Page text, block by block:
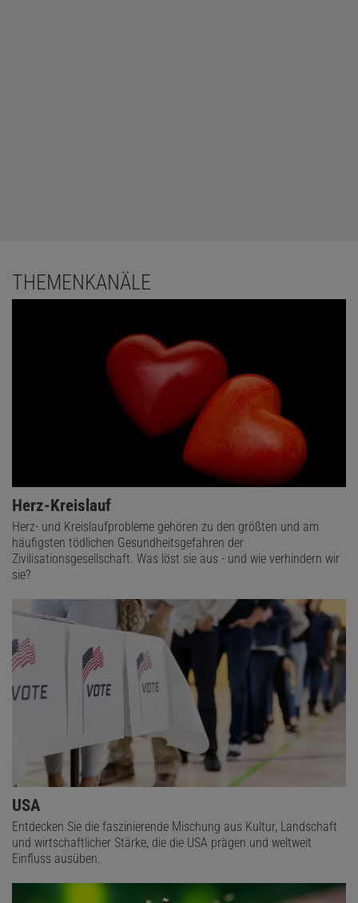
THEMENKANÄLE
Herz-Kreislauf
Herz- und Kreislaufprobleme gehören zu den größten und am
häufigsten tödlichen Gesundheitsgefahren der
Zivilisationsgesellschaft. Was löst sie aus - und wie verhindern wir
sie?
USA
Entdecken Sie die faszinierende Mischung aus Kultur, Landschaft
und wirtschaftlicher Stärke, die die USA prägen und weltweit
Einfluss ausüben.